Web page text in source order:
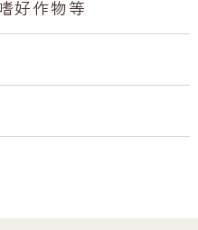
好作物等